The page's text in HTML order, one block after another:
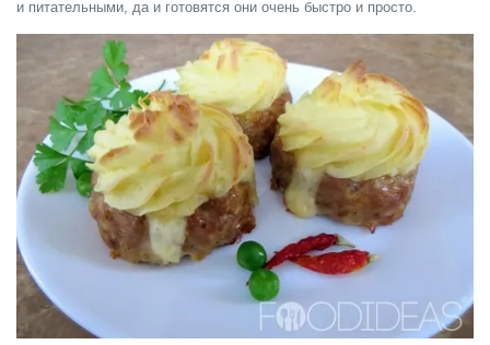
и питательными, да и готовятся они очень быстро и просто.